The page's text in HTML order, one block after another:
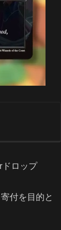
ドロップ
付を目的と